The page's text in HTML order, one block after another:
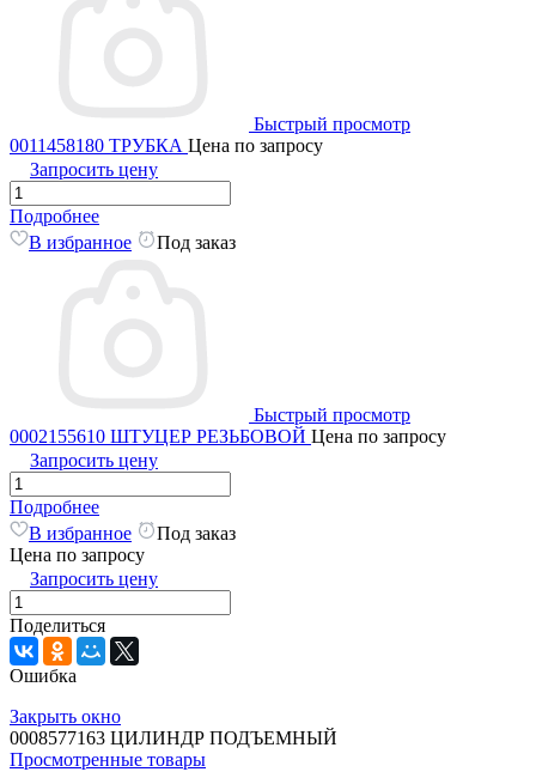
Быстрый просмотр
0011458180 ТРУБКА Цена по запросу
Запросить цену
Подробнее
В избранное
Под заказ
Быстрый просмотр
0002155610 ШТУЦЕР РЕЗЬБОВОЙ Цена по запросу
Запросить цену
Подробнее
В избранное
Под заказ
Цена по запросу
Запросить цену
Поделиться
Ошибка
Закрыть окно
0008577163 ЦИЛИНДР ПОДЪЕМНЫЙ
Просмотренные товары